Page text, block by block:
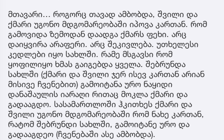
მთავარი… როგორც თავად ამბობდა, შვილი და
ქმარი უგონო მდგომარეობაში იპოვა კართან. რომ
გამოვიდა ზემოდან დაადგა ქმარს ფეხი. არც
დაიყვირა არაფერი. არც შეკივლება. უთხელესი
კედლები იყო სახლში. რამე მსგავსი რომ
ყოფილიყო ხმას გაიგებდა ყველა. შებრუნდა
სახლში (ქმარი და შვილი ჯერ ისევ კართან არიან
მისივე ჩვენებით) გამოიტანა ურო ნაყიდი
დანაშაულის იარაღი რითაც მოკლა ქმარი და
გადააგდო. სასამართლოში ჰკითხეს ქმარი და
შვილი უგონო მდგომარეობაში რომ ნახე კართან,
რატომ შებრუნდი სახლში, გამოიტანე ურო და
გადააგდეო (ჩვენებაში ასე ამბობდა).